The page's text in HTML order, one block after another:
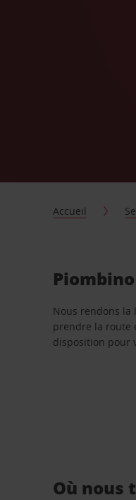
Accueil
Nous rendons la
prendre la route
disposition pour
Où nous